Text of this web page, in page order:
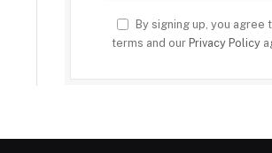
By signing up, you agree
terms and our Privacy Policy